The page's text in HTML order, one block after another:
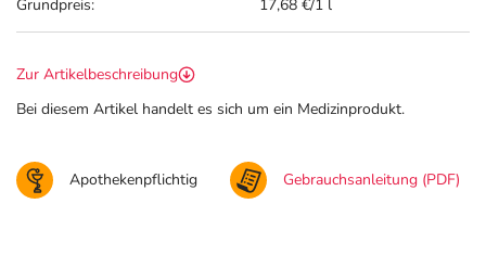
Grundpreis:
17,68 €/1 l
Zur Artikelbeschreibung
Bei diesem Artikel handelt es sich um ein Medizinprodukt.
Apothekenpflichtig Gebrauchsanleitung (PDF)